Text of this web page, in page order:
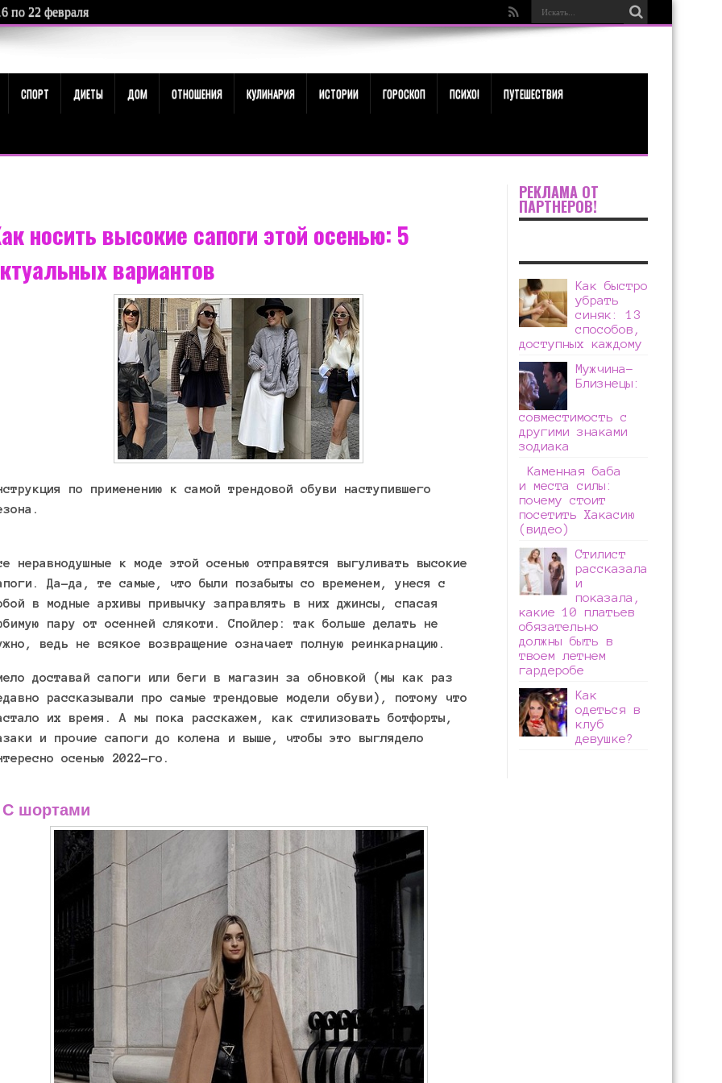
20 февраля 2026 года: чего ждать от этого астрособытия
СПОРТ ДИЕТЫ ДОМ ОТНОШЕНИЯ КУЛИНАРИЯ ИСТОРИИ ГОРОСКОП ПСИХО! ПУТЕШЕСТВИЯ
носить высокие сапоги этой осенью: 5
вариантов
по применению к самой трендовой обуви наступившего
неравнодушные к моде этой осенью отправятся выгуливать высокие
Да-да, те самые, что были позабыты со временем, унеся с
в модные архивы привычку заправлять в них джинсы, спасая
пару от осенней слякоти. Спойлер: так больше делать не
ведь не всякое возвращение означает полную реинкарнацию.
доставай сапоги или беги в магазин за обновкой (мы как раз
рассказывали про самые трендовые модели обуви), потому что
их время. А мы пока расскажем, как стилизовать ботфорты,
и прочие сапоги до колена и выше, чтобы это выглядело
осенью 2022-го.
С шортами
РЕКЛАМА ОТ
ПАРТНЕРОВ!
Как быстро
убрать
синяк: 13
способов,
доступных каждому
Мужчина-
Близнецы:
совместимость с
другими знаками
зодиака
Каменная баба
и места силы:
почему стоит
посетить Хакасию
(видео)
Стилист
рассказала
и
показала,
какие 10 платьев
обязательно
должны быть в
твоем летнем
гардеробе
Как
одеться в
клуб
девушке?